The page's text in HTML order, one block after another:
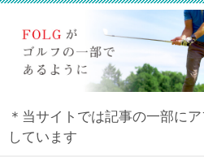
＊当サイトでは記事の一部に
しています